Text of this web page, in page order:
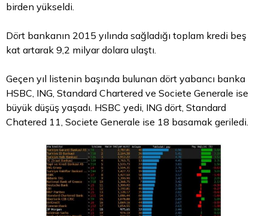
birden yükseldi.
Dört bankanın 2015 yılında sağladığı toplam kredi beş
kat artarak 9,2 milyar dolara ulaştı.
Geçen yıl listenin başında bulunan dört yabancı banka
HSBC, ING, Standard Chartered ve Societe Generale ise
büyük düşüş yaşadı. HSBC yedi, ING dört, Standard
Chatered 11, Societe Generale ise 18 basamak geriledi.